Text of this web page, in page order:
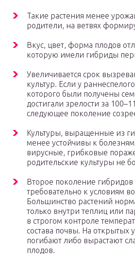
Такие растения менее
родители, на ветвях
Вкус, цвет, форма плодов
которую имели гибриды
Увеличивается срок
культур. Если у
которого были получены
достигали зрелости за
следующее поколение
Культуры, выращенные из
менее устойчивы к
вирусные, грибковые
родительские культуры не
Второе поколение гибридов
требовательно к условиям
Большинство растений
только внутри теплиц или
в строгом контроле
состава почвы. На открытых
погибают либо вырастают
плодов.